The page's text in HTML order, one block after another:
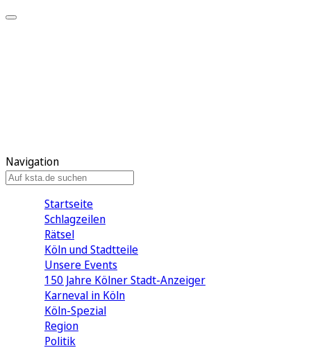
Navigation
Startseite
Schlagzeilen
Rätsel
Köln und Stadtteile
Unsere Events
150 Jahre Kölner Stadt-Anzeiger
Karneval in Köln
Köln-Spezial
Region
Politik